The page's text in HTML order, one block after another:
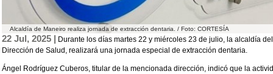
Alcaldía de Maneiro realiza jornada de extracción dentaria. / Foto: CORTESÍA
22 Jul, 2025 | Durante los días martes 22 y miércoles 23 de julio, la alcaldía
Dirección de Salud, realizará una jornada especial de extracción dentaria.
Ángel Rodríguez Cuberos, titular de la mencionada dirección, indicó que la